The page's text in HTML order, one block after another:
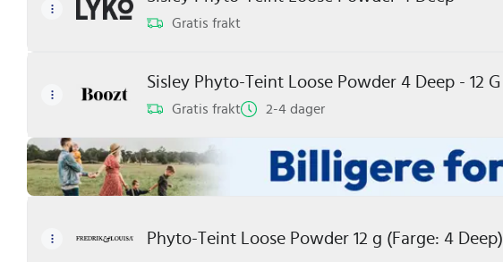
Gratis frakt
Sisley Phyto-Teint Loose Powder 4 Deep - 12 G
Gratis frakt 2-4 dager
Phyto-Teint Loose Powder 12 g (Farge: 4 Deep)